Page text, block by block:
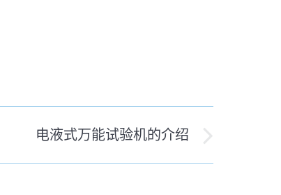
电液式万能试验机的介绍